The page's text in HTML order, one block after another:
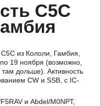
C5C
из Кололи, Гамбия,
19 ноября (возможно,
дольше). Активность
CW и SSB, с IC-
и Abdel/M0NPT,